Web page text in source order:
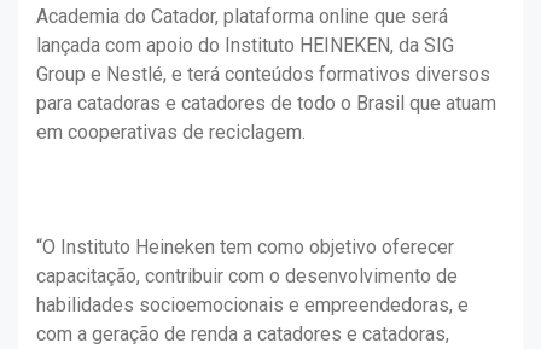
Academia do Catador, plataforma online que será
lançada com apoio do Instituto HEINEKEN, da SIG
Group e Nestlé, e terá conteúdos formativos diversos
para catadoras e catadores de todo o Brasil que atuam
em cooperativas de reciclagem.
“O Instituto Heineken tem como objetivo oferecer
capacitação, contribuir com o desenvolvimento de
habilidades socioemocionais e empreendedoras, e
com a geração de renda a catadores e catadoras,